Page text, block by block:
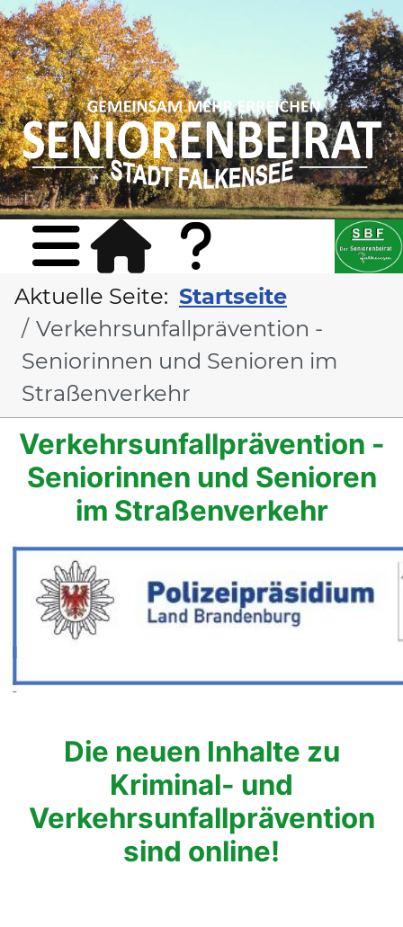
Aktuelle Seite: Startseite
Verkehrsunfallprävention -
Seniorinnen und Senioren im
Straßenverkehr
Verkehrsunfallprävention -
Seniorinnen und Senioren
im Straßenverkehr
Die neuen Inhalte zu
Kriminal- und
Verkehrsunfallprävention
sind online!